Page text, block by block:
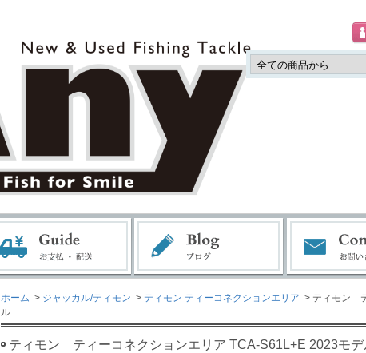
ホーム > ジャッカル/ティモン > ティモン ティーコネクションエリア > ティモン
ル
ティモン ティーコネクションエリア TCA-S61L+E 2023モデ